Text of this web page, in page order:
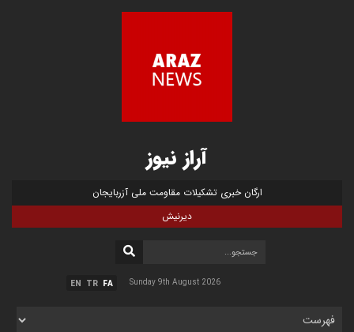
آراز نیوز
ارگان خبری تشکیلات مقاومت ملی آزربایجان
دیرنیش
FA
TR
EN Sunday 9th August 2026